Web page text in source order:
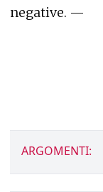
negative. —
ARGOMENTI: